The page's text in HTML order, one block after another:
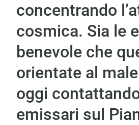
concentrando
cosmica. Sia le
benevole che
orientate al
oggi
emissari sul